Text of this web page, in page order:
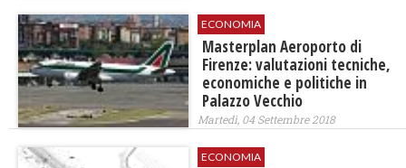
ECONOMIA
​Masterplan Aeroporto di
Firenze: valutazioni tecniche,
economiche e politiche in
Palazzo Vecchio
Martedì, 04 Settembre 2018
ECONOMIA